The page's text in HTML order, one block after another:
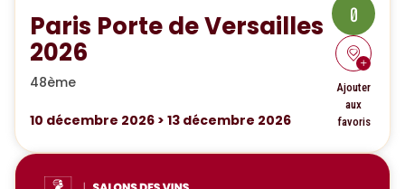
Paris Porte de Versailles
2026
48ème
10 décembre 2026 > 13 décembre 2026
0
Ajouter
aux
favoris